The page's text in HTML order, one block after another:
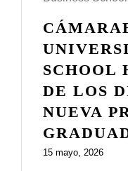
SCHOOL
DE LOS
NUEVA
15 mayo, 2026